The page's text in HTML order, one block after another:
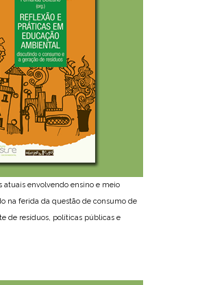
atuais envolvendo ensino e meio
na ferida da questão de consumo de
de resíduos, políticas públicas e